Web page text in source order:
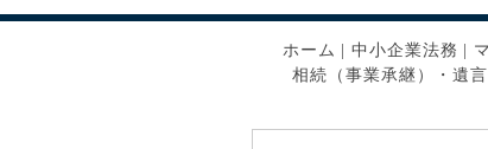
ホーム 中小企業法務
相続（事業承継）・遺言